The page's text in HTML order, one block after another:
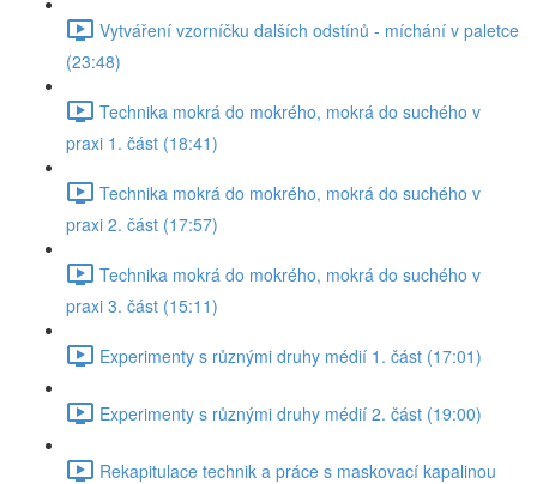
Vytváření vzorníčku dalších odstínů - míchání v paletce
(23:48)
Technika mokrá do mokrého, mokrá do suchého v
praxi 1. část (18:41)
Technika mokrá do mokrého, mokrá do suchého v
praxi 2. část (17:57)
Technika mokrá do mokrého, mokrá do suchého v
praxi 3. část (15:11)
Experimenty s různými druhy médií 1. část (17:01)
Experimenty s různými druhy médií 2. část (19:00)
Rekapitulace technik a práce s maskovací kapalinou